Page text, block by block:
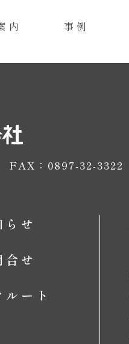
内 事例
FAX：0897-32-3322
らせ
合せ
ルート